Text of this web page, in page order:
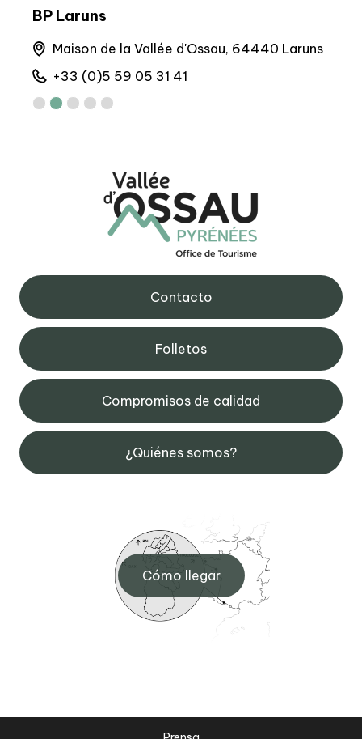
BP Laruns
Maison de la Vallée d'Ossau, 64440 Laruns
+33 (0)5 59 05 31 41
Contacto
Folletos
Compromisos de calidad
¿Quiénes somos?
Cómo llegar